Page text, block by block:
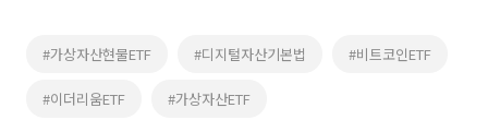
#가상자산현물ETF #디지털자산기본법 #비트코인ETF
#이더리움ETF #가상자산ETF